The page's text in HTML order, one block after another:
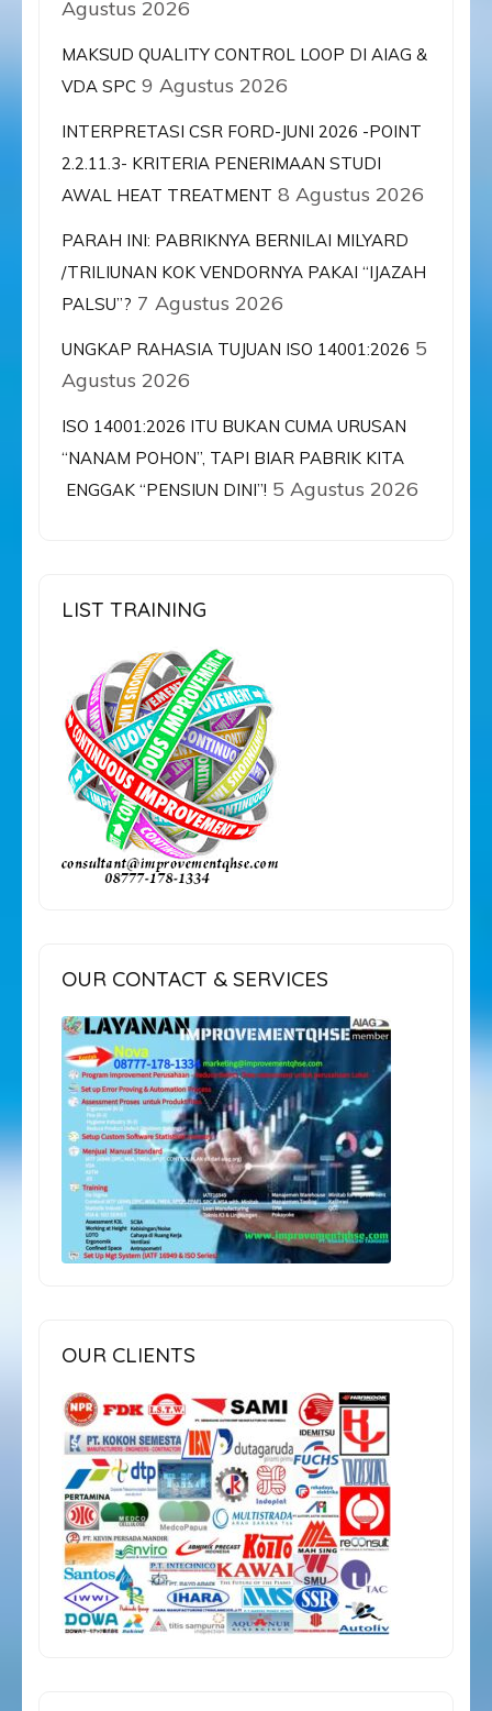
Agustus 2026
MAKSUD QUALITY CONTROL LOOP DI AIAG &
VDA SPC 9 Agustus 2026
INTERPRETASI CSR FORD-JUNI 2026 -POINT
2.2.11.3- KRITERIA PENERIMAAN STUDI
AWAL HEAT TREATMENT 8 Agustus 2026
PARAH INI: PABRIKNYA BERNILAI MILYARD
/TRILIUNAN KOK VENDORNYA PAKAI “IJAZAH
PALSU”? 7 Agustus 2026
UNGKAP RAHASIA TUJUAN ISO 14001:2026 5
Agustus 2026
ISO 14001:2026 ITU BUKAN CUMA URUSAN
“NANAM POHON”, TAPI BIAR PABRIK KITA
ENGGAK “PENSIUN DINI”! 5 Agustus 2026
LIST TRAINING
OUR CONTACT & SERVICES
OUR CLIENTS